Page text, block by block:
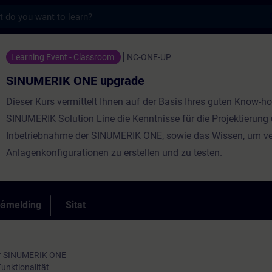
upgrade - Opplæring - Opplæring -
Learning Event - Classroom NC-ONE-UP
SINUMERIK ONE upgrade
Dieser Kurs vermittelt Ihnen auf der Basis Ihres guten Know-
SINUMERIK Solution Line die Kenntnisse für die Projektierung
Inbetriebnahme der SINUMERIK ONE, sowie das Wissen, um
Anlagenkonfigurationen zu erstellen und zu testen.
Sitat
ONE